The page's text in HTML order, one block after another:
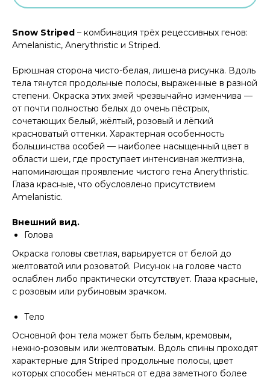
Snow Striped – комбинация трёх рецессивных генов:
Amelanistic, Anerythristic и Striped.
Брюшная сторона чисто-белая, лишена рисунка. Вдоль
тела тянутся продольные полосы, выраженные в разной
степени. Окраска этих змей чрезвычайно изменчива —
от почти полностью белых до очень пёстрых,
сочетающих белый, жёлтый, розовый и лёгкий
красноватый оттенки. Характерная особенность
большинства особей — наиболее насыщенный цвет в
области шеи, где проступает интенсивная желтизна,
напоминающая проявление чистого гена Anerythristic.
Глаза красные, что обусловлено присутствием
Amelanistic.
Внешний вид.
Голова
Окраска головы светлая, варьируется от белой до
желтоватой или розоватой. Рисунок на голове часто
ослаблен либо практически отсутствует. Глаза красные,
с розовым или рубиновым зрачком.
Тело
Основной фон тела может быть белым, кремовым,
нежно-розовым или желтоватым. Вдоль спины проходят
характерные для Striped продольные полосы, цвет
которых способен меняться от едва заметного более